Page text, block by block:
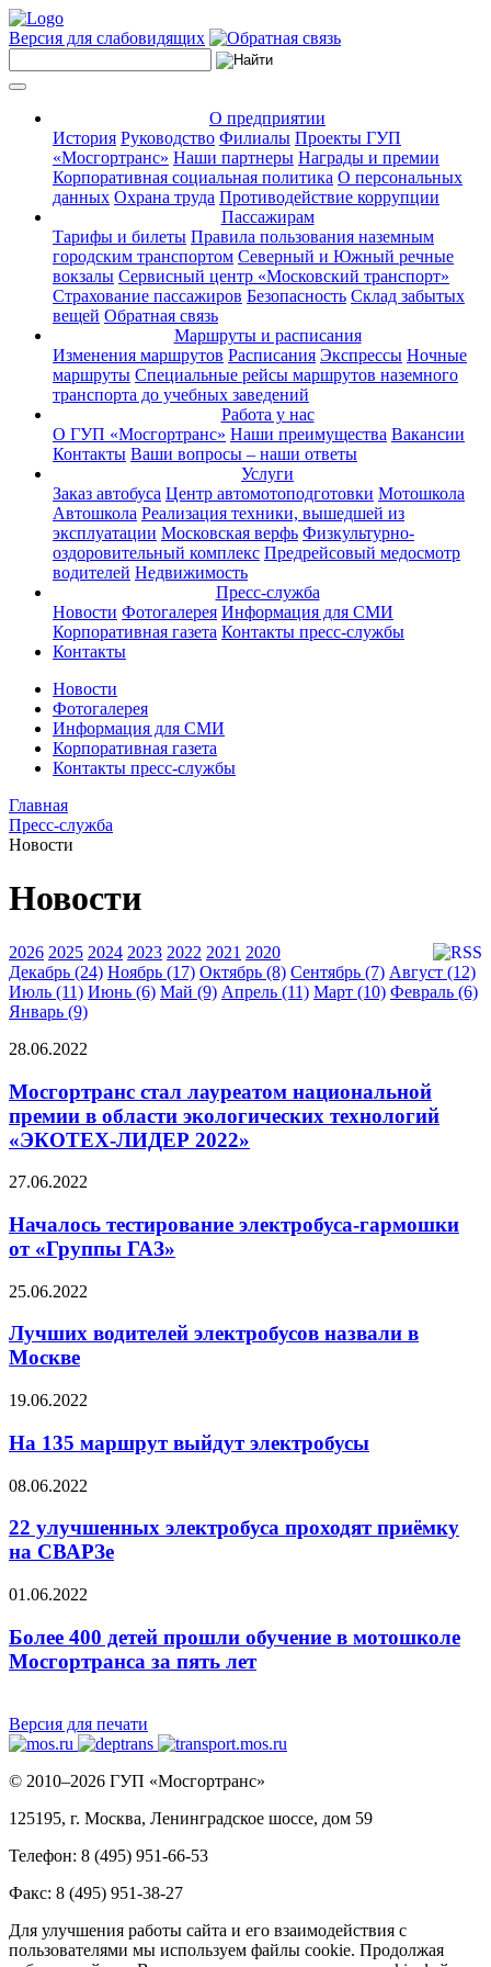
Версия для слабовидящих
О предприятии
История Руководство Филиалы Проекты ГУП
«Мосгортранс» Наши партнеры Награды и премии
Корпоративная социальная политика О персональных
данных Охрана труда Противодействие коррупции
Пассажирам
Тарифы и билеты Правила пользования наземным
городским транспортом Северный и Южный речные
вокзалы Сервисный центр «Московский транспорт»
Страхование пассажиров Безопасность Склад забытых
вещей Обратная связь
Маршруты и расписания
Изменения маршрутов Расписания Экспрессы Ночные
маршруты Специальные рейсы маршрутов наземного
транспорта до учебных заведений
Работа у нас
О ГУП «Мосгортранс» Наши преимущества Вакансии
Контакты Ваши вопросы – наши ответы
Услуги
Заказ автобуса Центр автомотоподготовки Мотошкола
Автошкола Реализация техники, вышедшей из
эксплуатации Московская верфь Физкультурно-
оздоровительный комплекс Предрейсовый медосмотр
водителей Недвижимость
Пресс-служба
Новости Фотогалерея Информация для СМИ
Корпоративная газета Контакты пресс-службы
Контакты
Новости
Фотогалерея
Информация для СМИ
Корпоративная газета
Контакты пресс-службы
Главная
Пресс-служба
Новости
Новости
2026 2025 2024 2023 2022 2021 2020
Декабрь (24) Ноябрь (17) Октябрь (8) Сентябрь (7) Август (12)
Июль (11) Июнь (6) Май (9) Апрель (11) Март (10) Февраль (6)
Январь (9)
28.06.2022
Мосгортранс стал лауреатом национальной
премии в области экологических технологий
«ЭКОТЕХ-ЛИДЕР 2022»
27.06.2022
Началось тестирование электробуса-гармошки
от «Группы ГАЗ»
25.06.2022
Лучших водителей электробусов назвали в
Москве
19.06.2022
На 135 маршрут выйдут электробусы
08.06.2022
22 улучшенных электробуса проходят приёмку
на СВАРЗе
01.06.2022
Более 400 детей прошли обучение в мотошколе
Мосгортранса за пять лет
Версия для печати
© 2010–2026 ГУП «Мосгортранс»
125195, г. Москва, Ленинградское шоссе, дом 59
Телефон: 8 (495) 951-66-53
Факс: 8 (495) 951-38-27
Для улучшения работы сайта и его взаимодействия с
пользователями мы используем файлы cookie. Продолжая